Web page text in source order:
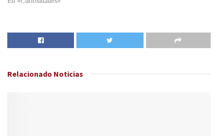
Relacionado Noticias